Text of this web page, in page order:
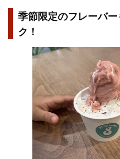
季節限定のフレーバ
ク！